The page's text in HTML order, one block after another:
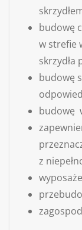
budowę
w strefie
skrzydła
budowę
budowę
z